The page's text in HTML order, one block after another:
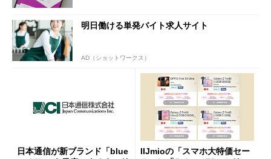
明日働ける単発バイト求人サイト
AD（ショットワークス）
日本通信が新ブランド「blue
IIJmioの「スマホ大特価セー